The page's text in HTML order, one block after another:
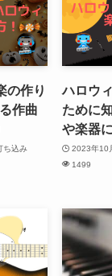
の作り
作曲
ち込み
ハロウ
ために
や楽器
2023年10
1499